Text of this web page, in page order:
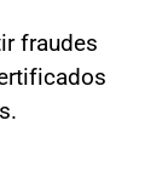
fraudes